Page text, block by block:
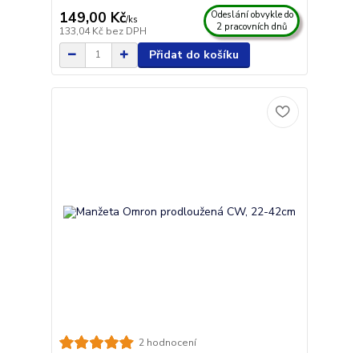
149,00 Kč/ks
133,04 Kč bez DPH
Odeslání obvykle do
2 pracovních dnů
Přidat do košíku
2 hodnocení